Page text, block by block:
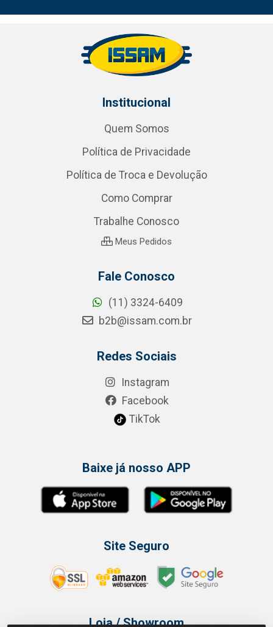
Institucional
Quem Somos
Política de Privacidade
Política de Troca e Devolução
Como Comprar
Trabalhe Conosco
Meus Pedidos
Fale Conosco
(11) 3324-6409
b2b@issam.com.br
Redes Sociais
Instagram
Facebook
TikTok
Baixe já nosso APP
Site Seguro
Loja / Showroom